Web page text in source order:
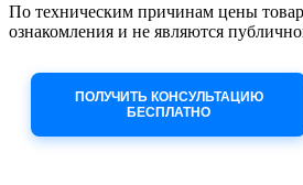
По техническим причинам цены
ознакомления и не являются
ПОЛУЧИТЬ КОНСУЛЬТАЦИЮ
БЕСПЛАТНО